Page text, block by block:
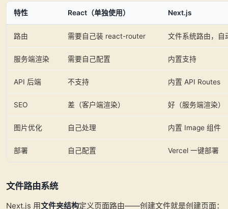
特性 React（单独使用） Next.js
路由 需要自己装 react-router 文件系统路由，自
服务端渲染 需要自己配置 内置支持
API 后端 不支持 内置 API Routes
SEO 差（客户端渲染） 好（服务端渲染）
图片优化 自己处理 内置 Image 组件
部署 自己配置 Vercel 一键部署
文件路由系统
Next.js 用文件夹结构定义页面路由——创建文件就是创建页面：